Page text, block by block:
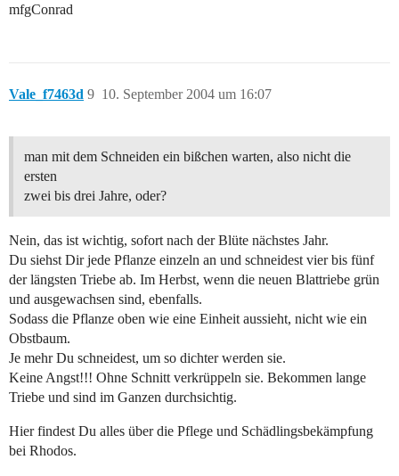
mfgConrad
Vale_f7463d 10. September 2004 um 16:07
9
man mit dem Schneiden ein bißchen warten, also nicht die
ersten
zwei bis drei Jahre, oder?
Nein, das ist wichtig, sofort nach der Blüte nächstes Jahr.
Du siehst Dir jede Pflanze einzeln an und schneidest vier bis fünf
der längsten Triebe ab. Im Herbst, wenn die neuen Blattriebe grün
und ausgewachsen sind, ebenfalls.
Sodass die Pflanze oben wie eine Einheit aussieht, nicht wie ein
Obstbaum.
Je mehr Du schneidest, um so dichter werden sie.
Keine Angst!!! Ohne Schnitt verkrüppeln sie. Bekommen lange
Triebe und sind im Ganzen durchsichtig.
Hier findest Du alles über die Pflege und Schädlingsbekämpfung
bei Rhodos.